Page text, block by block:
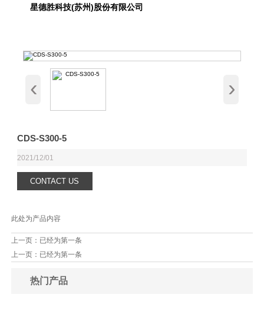
星德胜科技(苏州)股份有限公司
‹ ›
CDS-S300-5
2021/12/01
CONTACT US
此处为产品内容
上一页：已经为第一条
上一页：已经为第一条
热门产品